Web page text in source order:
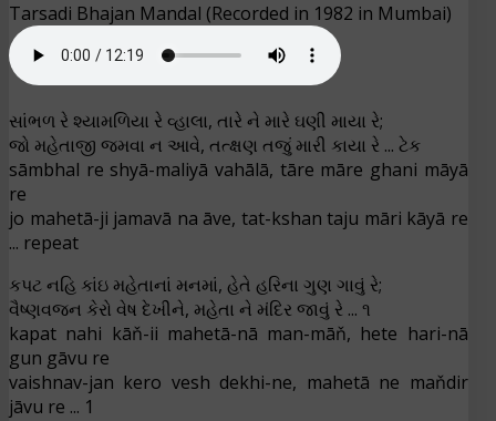
Tarsadi Bhajan Mandal (Recorded in 1982 in Mumbai)
સાંભળ રે શ્યામળિયા રે વ્હાલા, તારે ને મારે ઘણી માયા રે;
જો મહેતાજી જમવા ન આવે, તત્ક્ષણ તજું મારી કાયા રે ... ટેક
sāmbhal re shyā-maliyā vahālā, tāre māre ghani māyā
re
jo mahetā-ji jamavā na āve, tat-kshan taju māri kāyā re
... repeat
કપટ નહિ કાંઇ મહેતાનાં મનમાં, હેતે હરિના ગુણ ગાવું રે;
વૈષ્ણવજન કેરો વેષ દેખીને, મહેતા ને મંદિર જાવું રે ... ૧
kapat nahi kāň-ii mahetā-nā man-māň, hete hari-nā
gun gāvu re
vaishnav-jan kero vesh dekhi-ne, mahetā ne maňdir
jāvu re ... 1